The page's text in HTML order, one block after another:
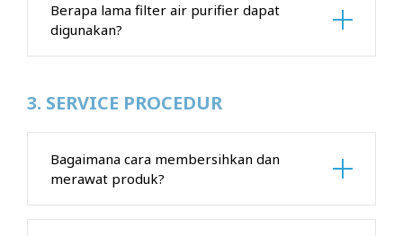
Berapa lama filter air purifier dapat
digunakan?
3. SERVICE PROCEDUR
Bagaimana cara membersihkan dan
merawat produk?